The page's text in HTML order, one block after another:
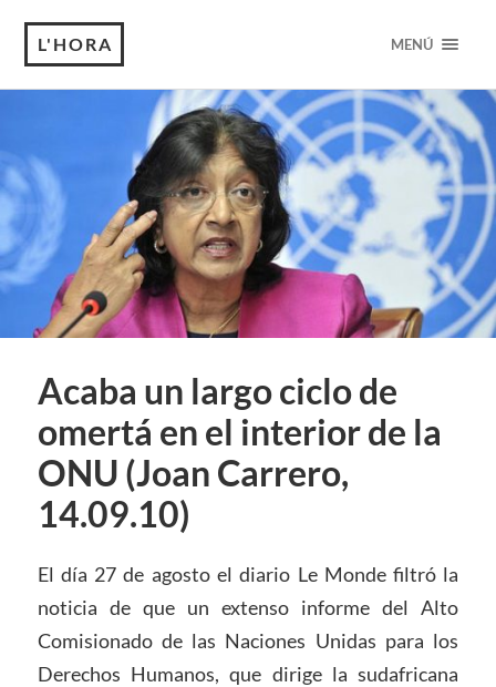
L'HORA MENÚ
Acaba un largo ciclo de
omertá en el interior de la
ONU (Joan Carrero,
14.09.10)
El día 27 de agosto el diario Le Monde filtró la
noticia de que un extenso informe del Alto
Comisionado de las Naciones Unidas para los
Derechos Humanos, que dirige la sudafricana